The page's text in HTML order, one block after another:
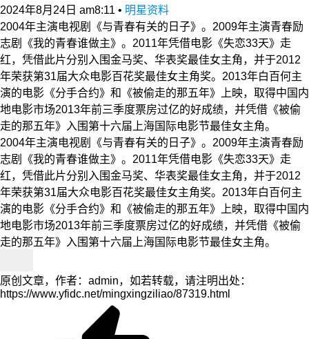
2024年8月24日 am8:11 • 明星资料
2004年主演电视剧《与青春有关的日子》。2009年主演青春励
志剧《我的青春谁做主》。2011年凭借电影《失恋33天》走
红，凭借此片分别入围金马奖、华表奖最佳女主角，并于2012
年荣获第31届大众电影百花奖最佳女主角奖。2013年白百何主
演的电影《分手合约》和《被偷走的那五年》上映，取得中国内
地电影市场2013年前三季度票房过亿的好成绩，并凭借《被偷
走的那五年》入围第十六届上海国际电影节最佳女主角。
2004年主演电视剧《与青春有关的日子》。2009年主演青春励
志剧《我的青春谁做主》。2011年凭借电影《失恋33天》走
红，凭借此片分别入围金马奖、华表奖最佳女主角，并于2012
年荣获第31届大众电影百花奖最佳女主角奖。2013年白百何主
演的电影《分手合约》和《被偷走的那五年》上映，取得中国内
地电影市场2013年前三季度票房过亿的好成绩，并凭借《被偷
走的那五年》入围第十六届上海国际电影节最佳女主角。
原创文章，作者：admin，如若转载，请注明出处：
https://www.yfidc.net/mingxingziliao/87319.html